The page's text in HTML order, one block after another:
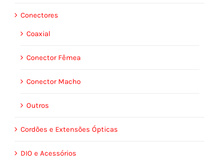
Conectores
Coaxial
Conector Fêmea
Conector Macho
Outros
Cordões e Extensões Ópticas
DIO e Acessórios